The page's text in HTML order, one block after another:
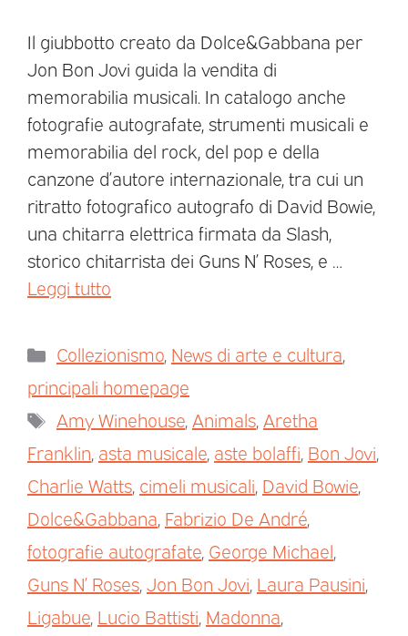
Il giubbotto creato da Dolce&Gabbana per
Jon Bon Jovi guida la vendita di
memorabilia musicali. In catalogo anche
fotografie autografate, strumenti musicali e
memorabilia del rock, del pop e della
canzone d’autore internazionale, tra cui un
ritratto fotografico autografo di David Bowie,
una chitarra elettrica firmata da Slash,
storico chitarrista dei Guns N’ Roses, e …
Leggi tutto
Collezionismo, News di arte e cultura,
principali homepage
Amy Winehouse, Animals, Aretha
Franklin, asta musicale, aste bolaffi, Bon Jovi,
Charlie Watts, cimeli musicali, David Bowie,
Dolce&Gabbana, Fabrizio De André,
fotografie autografate, George Michael,
Guns N’ Roses,Jon Bon Jovi, Laura Pausini,
Ligabue, Lucio Battisti, Madonna,